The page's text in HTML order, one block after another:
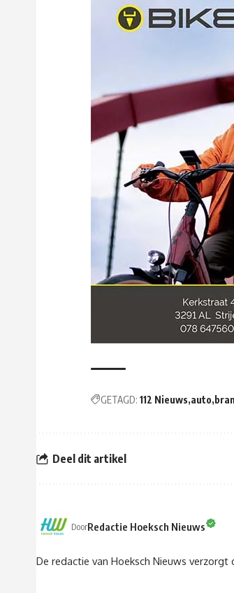
GETAGD: 112 Nieuws auto
Deel dit artikel
DoorRedactie Hoeksch Nieuws
De redactie van Hoeksch Nieuws